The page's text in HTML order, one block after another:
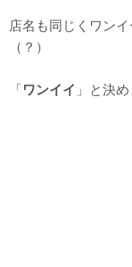
店名も同じくワン
（？）
「ワンイイ 」と決め